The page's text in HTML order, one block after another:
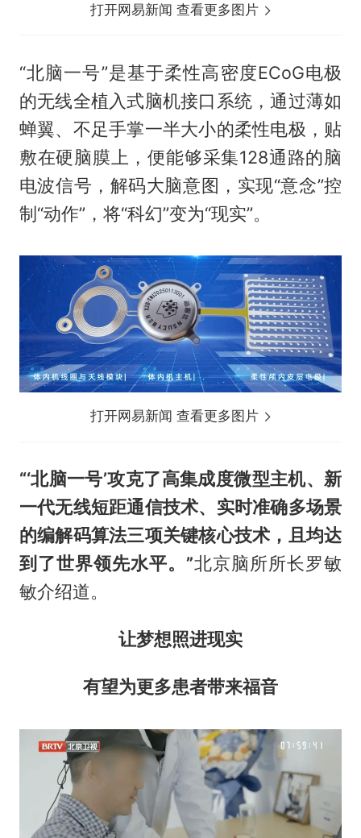
打开网易新闻 查看更多图片
“北脑一号”是基于柔性高密度ECoG电极
的无线全植入式脑机接口系统，通过薄如
蝉翼、不足手掌一半大小的柔性电极，贴
敷在硬脑膜上，便能够采集128通路的脑
电波信号，解码大脑意图，实现“意念”控
制“动作”，将“科幻”变为“现实”。
打开网易新闻 查看更多图片
“‘北脑一号’攻克了高集成度微型主机、新
一代无线短距通信技术、实时准确多场景
的编解码算法三项关键核心技术，且均达
到了世界领先水平。”北京脑所所长罗敏
敏介绍道。
让梦想照进现实
有望为更多患者带来福音